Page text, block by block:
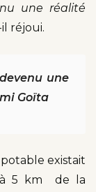
une réalité
il réjoui.
une
Goïta
existait
à 5 km de la